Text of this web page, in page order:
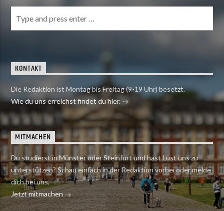
KONTAKT
Die Redaktion ist Montag bis Freitag (9-19 Uhr) besetzt.
Wie du uns erreichst findet du hier.
MITMACHEN
Du studierst in Münster oder Steinfurt und hast Lust uns zu
unterstützen? Schau einfach in der Redaktion vorbei oder melde
dich bei uns.
Jetzt mitmachen